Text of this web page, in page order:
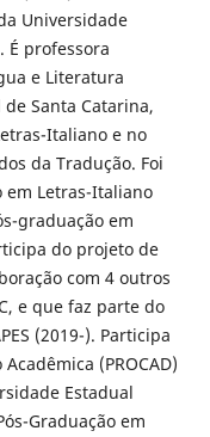
Universidade
É professora
e Literatura
Santa Catarina,
Italiano e no
da Tradução. Foi
em Letras-Italiano
graduação em
do projeto de
com 4 outros
e que faz parte do
(2019-). Participa
(PROCAD)
Estadual
Graduação em